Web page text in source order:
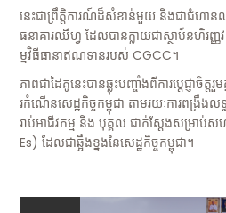
នេះជាព្រឹត្តិការណ៍ដ៏សំខាន់មួយ និងជាជំហា
ធនាគារឈីហ្វ ដែលបានក្លាយជាស្ថាប័នហិរញ្ញ
ម្មវិធីធានាឥណទានរបស់ CGCC។
ភាពជាដៃគូនេះបានឆ្លុះបញ្ចាំងពីការប្តេជ្ញាចិត្
រកំណើនសេដ្ឋកិច្ចកម្ពុជា តាមរយៈការពង្រឹង
រាប់អាជីវកម្ម និង បុគ្គល ជាក់ស្តែងសម្រា
Es) ដែលជាឆ្អឹងខ្នងនៃសេដ្ឋកិច្ចកម្ពុជា។